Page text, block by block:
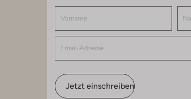
Jetzt einschreiben